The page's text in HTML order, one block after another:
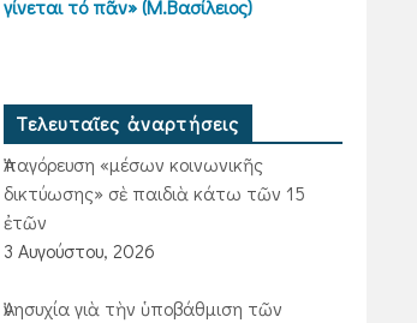
γίνεται τό πᾶν» (Μ.Βασίλειος)
Τελευταῖες ἀναρτήσεις
Ἀπαγόρευση «μέσων κοινωνικῆς
δικτύωσης» σὲ παιδιὰ κάτω τῶν 15
ἐτῶν
3 Αυγούστου, 2026
Ἀνησυχία γιὰ τὴν ὑποβάθμιση τῶν